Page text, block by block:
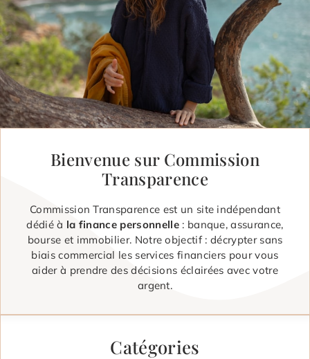
Bienvenue sur Commission
Transparence
Commission Transparence est un site indépendant
dédié à la finance personnelle: banque, assurance,
bourse et immobilier. Notre objectif : décrypter sans
biais commercial les services financiers pour vous
aider à prendre des décisions éclairées avec votre
argent.
Catégories